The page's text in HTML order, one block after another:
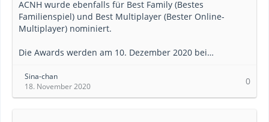
ACNH wurde ebenfalls für Best Family (Bestes
Familienspiel) und Best Multiplayer (Bester Online-
Multiplayer) nominiert.
Die Awards werden am 10. Dezember 2020 bei…
Sina-chan
18. November 2020
0